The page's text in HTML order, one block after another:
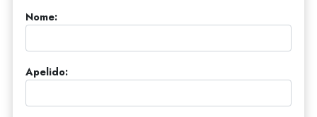
Nome:
Apelido: